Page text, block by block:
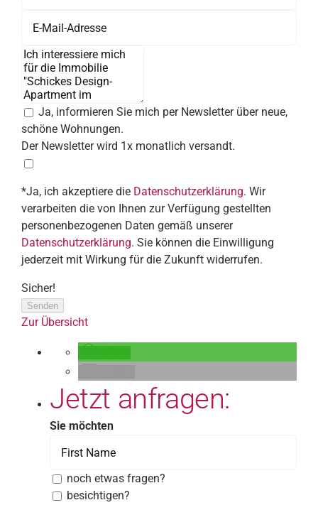
Ja, informieren Sie mich per Newsletter über neue,
schöne Wohnungen.
Der Newsletter wird 1x monatlich versandt.
*Ja, ich akzeptiere die Datenschutzerklärung. Wir
verarbeiten die von Ihnen zur Verfügung gestellten
personenbezogenen Daten gemäß unserer
Datenschutzerklärung. Sie können die Einwilligung
jederzeit mit Wirkung für die Zukunft widerrufen.
Sicher!
Senden
Zur Übersicht
Jetzt anfragen:
Sie möchten
noch etwas fragen?
besichtigen?